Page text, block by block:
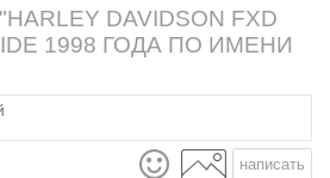
DAVIDSON FXD
1998 ГОДА ПО ИМЕНИ
написать